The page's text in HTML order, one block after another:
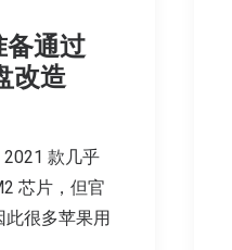
备通过
改造
款几乎
芯片，但官
此很多苹果用